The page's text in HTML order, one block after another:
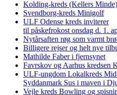
Kolding-kreds (Kellers Minde)
Svendborg-kreds Minigolf
ULF Odense kreds inviterer
til påskefrokost onsdag d. 1.
Nytårsaften røg som varmt
Billigere rejser og helt nye
Mathilde Faber i fjernsynet
Favrskov og Aarhus kredsen
ULF-ungdom Lokalkreds
Syddanmark Sus i maven i
Vejle kreds Bowling og